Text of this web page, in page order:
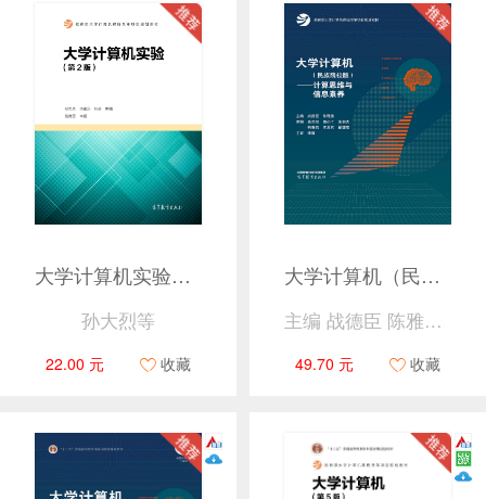
大学计算机实验（第2版）
孙大烈等
22.00 元 收藏
大学计算机（民族院校版）——计算思维与信息素养
主编 战德臣 陈雅茜 主审 李廉
49.70 元 收藏